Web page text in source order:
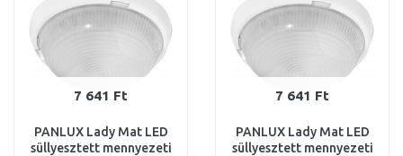
7 641 Ft
PANLUX Lady Mat LED
süllyesztett mennyezeti
7 641 Ft
PANLUX Lady Mat LED
süllyesztett mennyezeti